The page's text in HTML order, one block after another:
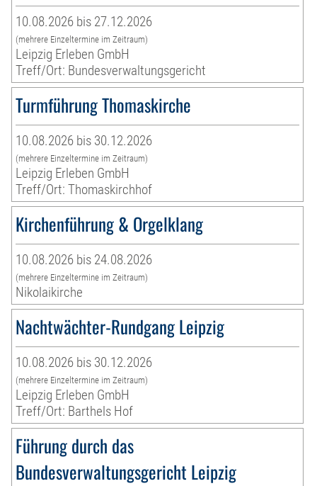
10.08.2026 bis 27.12.2026
(mehrere Einzeltermine im Zeitraum)
Leipzig Erleben GmbH
Treff/Ort: Bundesverwaltungsgericht
Turmführung Thomaskirche
10.08.2026 bis 30.12.2026
(mehrere Einzeltermine im Zeitraum)
Leipzig Erleben GmbH
Treff/Ort: Thomaskirchhof
Kirchenführung & Orgelklang
10.08.2026 bis 24.08.2026
(mehrere Einzeltermine im Zeitraum)
Nikolaikirche
Nachtwächter-Rundgang Leipzig
10.08.2026 bis 30.12.2026
(mehrere Einzeltermine im Zeitraum)
Leipzig Erleben GmbH
Treff/Ort: Barthels Hof
Führung durch das
Bundesverwaltungsgericht Leipzig